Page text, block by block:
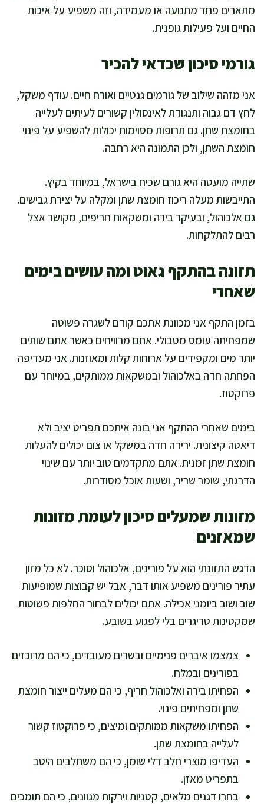
מתארים פחד מתנועה או מעמידה, וזה משפיע על איכות
החיים ועל פעילות גופנית.
גורמי סיכון שכדאי להכיר
אני מזהה שילוב של גורמים גנטיים ואורח חיים. עודף משקל,
לחץ דם גבוה ותנגודת לאינסולין קשורים לעיתים לעלייה
בחומצת שתן. גם תרופות מסוימות יכולות להשפיע על פינוי
חומצת השתן, ולכן התמונה היא רחבה.
שתייה מועטה היא גורם שכיח בישראל, במיוחד בקיץ.
התייבשות מעלה ריכוז חומצת שתן ומקלה על יצירת גבישים.
גם אלכוהול, ובעיקר בירה ומשקאות חריפים, מקושר אצל
רבים להתלקחות.
תזונה בהתקף גאוט ומה עושים בימים
שאחרי
בזמן התקף אני מכוונת אתכם קודם לשגרה פשוטה
שמפחיתה עומס מטבולי. אתם מרוויחים כאשר אתם שותים
יותר מים ומקפידים על ארוחות קלות ומאוזנות. אני מעדיפה
הפחתה חדה באלכוהול ובמשקאות ממותקים, במיוחד עם
פרוקטוז.
בימים שאחרי ההתקף אני בונה איתכם תפריט יציב ולא
דיאטה קיצונית. ירידה חדה במשקל או צום יכולים להעלות
חומצת שתן זמנית. אתם מתקדמים טוב יותר עם שינוי
הדרגתי, שומר שריר, ושעות אוכל מסודרות.
מזונות שמעלים סיכון לעומת מזונות
שמאזנים
הדגש התזונתי הוא על פורינים, אלכוהול וסוכר. לא כל מזון
עתיר פורינים משפיע אותו דבר, אבל יש קבוצות שמופיעות
שוב ושוב ביומני אכילה. אתם יכולים לבחור החלפות פשוטות
שמקטינות טריגרים בלי לפגוע בשובע.
צמצמו איברים פנימיים ובשרים מעובדים, כי הם מרוכזים
בפורינים ובמלח.
הפחיתו בירה ואלכוהול חריף, כי הם מעלים ייצור חומצת
שתן ומפחיתים פינוי.
הפחיתו משקאות ממותקים ומיצים, כי פרוקטוז קשור
לעלייה בחומצת שתן.
העדיפו מוצרי חלב דלי שומן, כי הם משתלבים היטב
בתפריט מאזן.
בחרו דגנים מלאים, קטניות וירקות מגוונים, כי הם תומכים